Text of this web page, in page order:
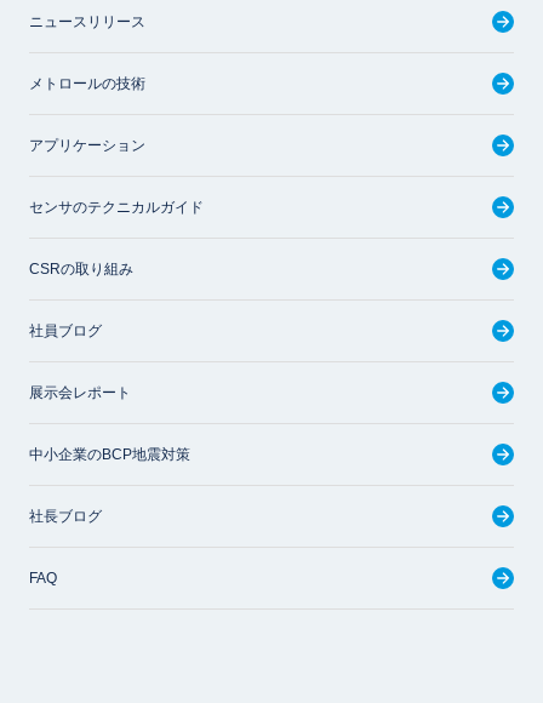
ニュースリリース
メトロールの技術
アプリケーション
センサのテクニカルガイド
CSRの取り組み
社員ブログ
展示会レポート
中小企業のBCP地震対策
社長ブログ
FAQ